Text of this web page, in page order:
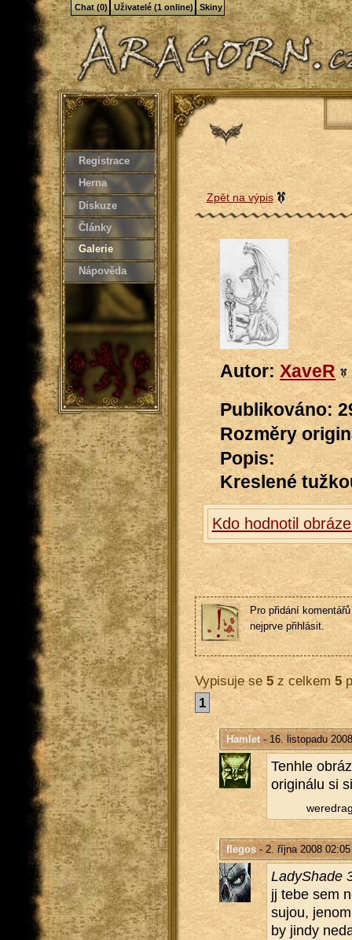
Registrace
Herna
Diskuze
Články
Galerie
Nápověda
Zpět na výpis
Autor:XaveR
Publikováno:
Rozměry
Popis:
Kreslené
Kdo hodnotil
Pro přidání
nejprve přihlásit.
Vypisuje se 5z celkem 5
1
Hamlet- 16. listopadu
Te­nhle
ori­gi­ná­lu si
flegos- 2. října 2008 02:05
La­dySha­de
jj tebe sem
su­jou,
by jindy
Chat (0) Uživatelé (1 online) Skiny